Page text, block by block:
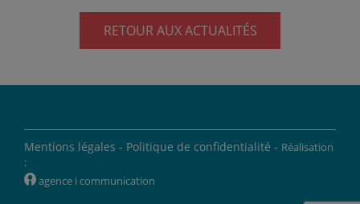
RETOUR AUX ACTUALITÉS
Mentions légales - Politique de confidentialité - Réalisation
:
W agence i communication